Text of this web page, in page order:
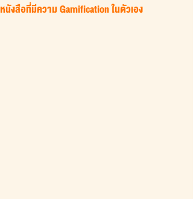
หนังสือที่มีความ Gamification ในตัวเอง